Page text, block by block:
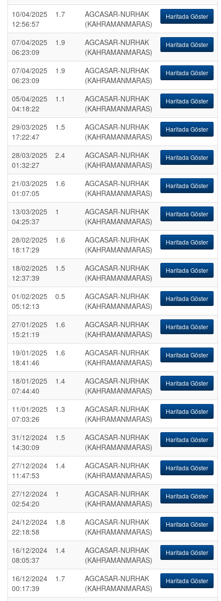
10/04/2025
12:56:57
1.7
AGCASAR-NURHAK
(KAHRAMANMARAS)
Haritada Göster
07/04/2025
06:23:09
1.9
AGCASAR-NURHAK
(KAHRAMANMARAS)
Haritada Göster
07/04/2025
06:23:09
1.9
AGCASAR-NURHAK
(KAHRAMANMARAS)
Haritada Göster
05/04/2025
04:18:22
1.1
AGCASAR-NURHAK
(KAHRAMANMARAS)
Haritada Göster
29/03/2025
17:22:47
1.5
AGCASAR-NURHAK
(KAHRAMANMARAS)
Haritada Göster
28/03/2025
01:32:27
2.4
AGCASAR-NURHAK
(KAHRAMANMARAS)
Haritada Göster
21/03/2025
01:07:05
1.6
AGCASAR-NURHAK
(KAHRAMANMARAS)
Haritada Göster
13/03/2025
04:25:37
1
AGCASAR-NURHAK
(KAHRAMANMARAS)
Haritada Göster
28/02/2025
18:17:29
1.6
AGCASAR-NURHAK
(KAHRAMANMARAS)
Haritada Göster
18/02/2025
12:37:39
1.5
AGCASAR-NURHAK
(KAHRAMANMARAS)
Haritada Göster
01/02/2025
05:12:13
0.5
AGCASAR-NURHAK
(KAHRAMANMARAS)
Haritada Göster
27/01/2025
15:21:19
1.6
AGCASAR-NURHAK
(KAHRAMANMARAS)
Haritada Göster
19/01/2025
18:41:46
1.6
AGCASAR-NURHAK
(KAHRAMANMARAS)
Haritada Göster
18/01/2025
07:44:40
1.4
AGCASAR-NURHAK
(KAHRAMANMARAS)
Haritada Göster
11/01/2025
07:03:26
1.3
AGCASAR-NURHAK
(KAHRAMANMARAS)
Haritada Göster
31/12/2024
14:30:09
1.5
AGCASAR-NURHAK
(KAHRAMANMARAS)
Haritada Göster
27/12/2024
11:47:53
1.4
AGCASAR-NURHAK
(KAHRAMANMARAS)
Haritada Göster
27/12/2024
02:54:20
1
AGCASAR-NURHAK
(KAHRAMANMARAS)
Haritada Göster
24/12/2024
22:18:58
1.8
AGCASAR-NURHAK
(KAHRAMANMARAS)
Haritada Göster
16/12/2024
08:05:37
1.4
AGCASAR-NURHAK
(KAHRAMANMARAS)
Haritada Göster
16/12/2024
00:17:39
1.7
AGCASAR-NURHAK
(KAHRAMANMARAS)
Haritada Göster